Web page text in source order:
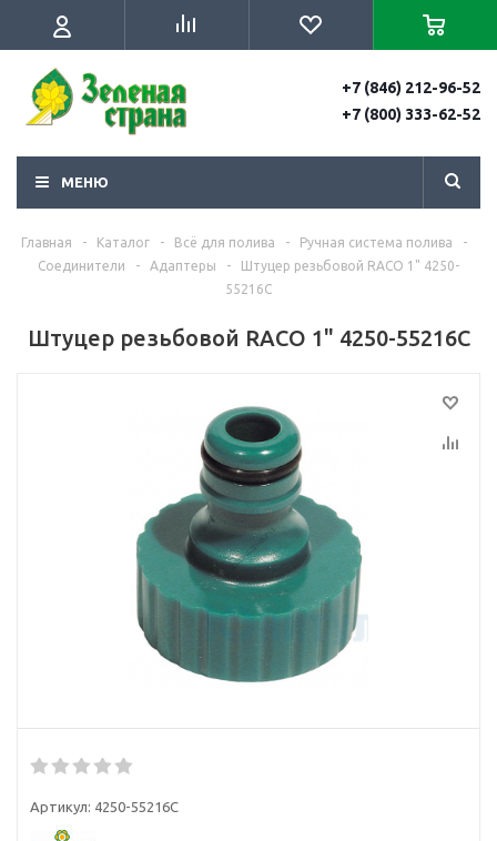
+7 (846) 212-96-52
+7 (800) 333-62-52
МЕНЮ
Главная - Каталог - Всё для полива - Ручная система полива
-
Соединители
- Адаптеры -
Штуцер резьбовой RACO 1" 4250-
55216C
Штуцер резьбовой RACO 1" 4250-55216C
Артикул: 4250-55216C